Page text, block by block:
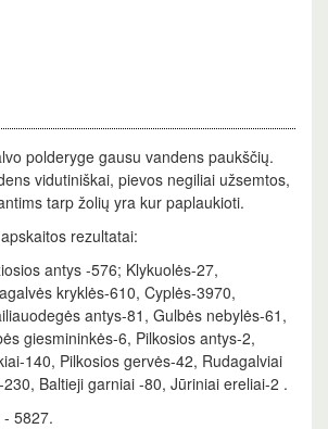
polderyge gausu vandens paukščių.
vidutiniškai, pievos negiliai užsemtos,
tarp žolių yra kur paplaukioti.
rezultatai:
antys -576; Klykuolės-27,
kryklės-610, Cyplės-3970,
antys-81, Gulbės nebylės-61,
giesmininkės-6, Pilkosios antys-2,
140, Pilkosios gervės-42, Rudagalviai
230, Baltieji garniai -80, Jūriniai ereliai-2 .
- 5827.